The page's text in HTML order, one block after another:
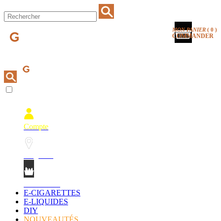
MON PANIER ( 0 )
COMMANDER
Compte
E-CIGARETTES
E-LIQUIDES
DIY
NOUVEAUTÉS